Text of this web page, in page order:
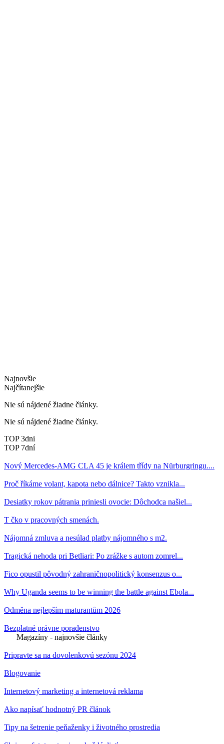
Najnovšie
Najčítanejšie
Nie sú nájdené žiadne články.
Nie sú nájdené žiadne články.
TOP 3dni
TOP 7dní
Nový Mercedes-AMG CLA 45 je králem třídy na Nürburgringu....
Proč říkáme volant, kapota nebo dálnice? Takto vznikla...
Desiatky rokov pátrania priniesli ovocie: Dôchodca našiel...
T čko v pracovných smenách.
Nájomná zmluva a nesúlad platby nájomného s m2.
Tragická nehoda pri Betliari: Po zrážke s autom zomrel...
Fico opustil pôvodný zahraničnopolitický konsenzus o...
Why Uganda seems to be winning the battle against Ebola...
Odměna nejlepším maturantům 2026
Bezplatné právne poradenstvo
Magazíny - najnovšie články
Pripravte sa na dovolenkovú sezónu 2024
Blogovanie
Internetový marketing a internetová reklama
Ako napísať hodnotný PR článok
Tipy na šetrenie peňaženky i životného prostredia